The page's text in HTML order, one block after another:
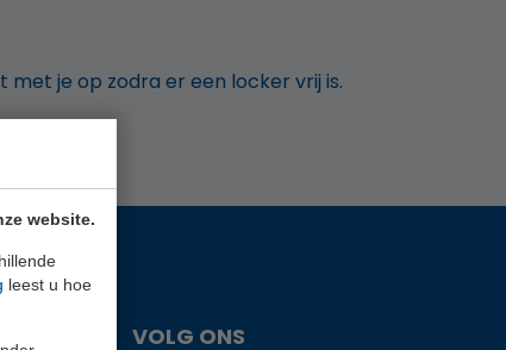
website.
leest u hoe
je op zodra er een locker vrij is.
VOLG ONS